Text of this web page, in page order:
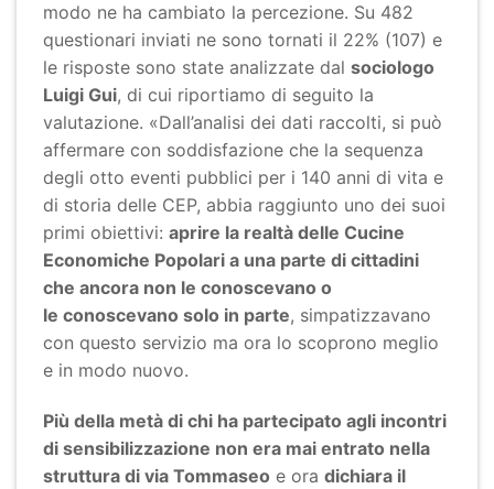
modo ne ha cambiato la percezione. Su 482
questionari inviati ne sono tornati il 22% (107) e
le risposte sono state analizzate dal sociologo
Luigi Gui, di cui riportiamo di seguito la
valutazione. «Dall’analisi dei dati raccolti, si può
affermare con soddisfazione che la sequenza
degli otto eventi pubblici per i 140 anni di vita e
di storia delle CEP, abbia raggiunto uno dei suoi
primi obiettivi: aprire la realtà delle Cucine
Economiche Popolari a una parte di cittadini
che ancora non le conoscevano o
le conoscevano solo in parte, simpatizzavano
con questo servizio ma ora lo scoprono meglio
e in modo nuovo.
Più della metà di chi ha partecipato agli incontri
di sensibilizzazione non era mai entrato nella
struttura di via Tommaseo e ora dichiara il